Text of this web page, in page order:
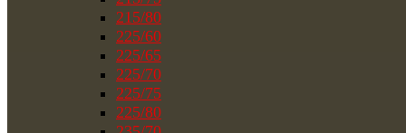
215/80
225/60
225/65
225/70
225/75
225/80